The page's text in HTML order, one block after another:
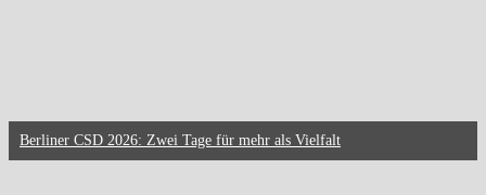
Berliner CSD 2026: Zwei Tage für mehr als Vielfalt